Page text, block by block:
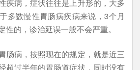
疾病，症状往往是上升形的，大多
多数慢性胃肠病疾病来说，3个月
性的，诊治延误一般不会严重。
肠病，按照现在的规定，就是近三
超过半年的胃肠道症状，同时没有